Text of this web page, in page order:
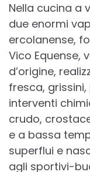
Nella cucina a
due enormi
ercolanense,
Vico Equense,
d’origine,
fresca,
interventi
crudo,
e a bassa
superflui e
agli sportivi-